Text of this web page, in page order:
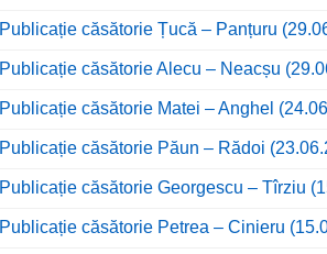
Publicație căsătorie Țucă – Panțuru
Publicație căsătorie Alecu – Neacșu
Publicație căsătorie Matei – Anghel
Publicație căsătorie Păun – Rădoi
Publicație căsătorie Georgescu – Tîrziu
Publicație căsătorie Petrea – Cinieru